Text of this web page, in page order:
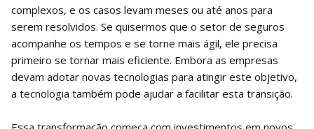
complexos, e os casos levam meses ou até anos para
serem resolvidos. Se quisermos que o setor de seguros
acompanhe os tempos e se torne mais ágil, ele precisa
primeiro se tornar mais eficiente. Embora as empresas
devam adotar novas tecnologias para atingir este objetivo,
a tecnologia também pode ajudar a facilitar esta transição.